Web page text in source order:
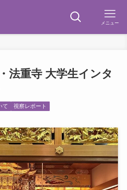
メニュー
法重寺 大学生インタ
て 視察レポート